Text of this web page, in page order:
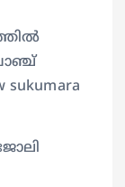
sukumara